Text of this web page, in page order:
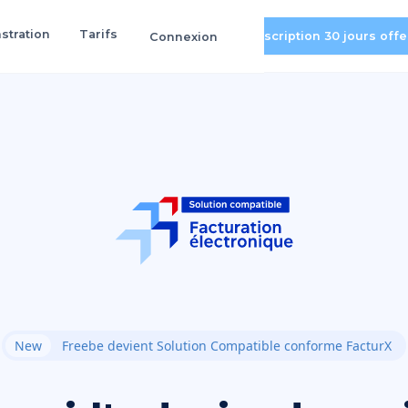
Tarifs Connexion
Tarifs Connexion Inscription 30 jours
New Freebe devient Solution Compatible conforme FacturX